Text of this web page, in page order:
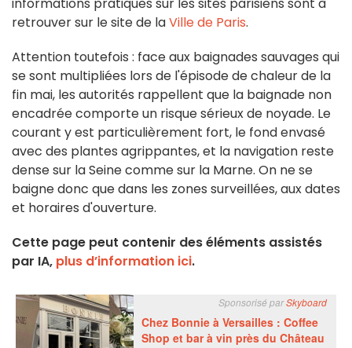
informations pratiques sur les sites parisiens sont à
retrouver sur le site de laVille de Paris.
Attention toutefois : face aux baignades sauvages qui
se sont multipliées lors de l'épisode de chaleur de la
fin mai, les autorités rappellent que la baignade non
encadrée comporte un risque sérieux de noyade. Le
courant y est particulièrement fort, le fond envasé
avec des plantes agrippantes, et la navigation reste
dense sur la Seine comme sur la Marne. On ne se
baigne donc que dans les zones surveillées, aux dates
et horaires d'ouverture.
Cette page peut contenir des éléments assistés
par IA, plus d’information ici.